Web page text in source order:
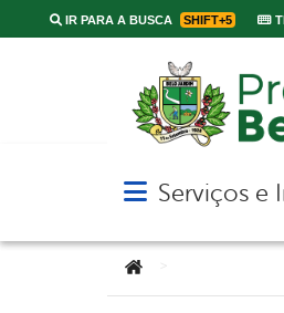
IR PARA A BUSCA SHIFT+5
Abrir menu
Serviços e
Você está aqui: